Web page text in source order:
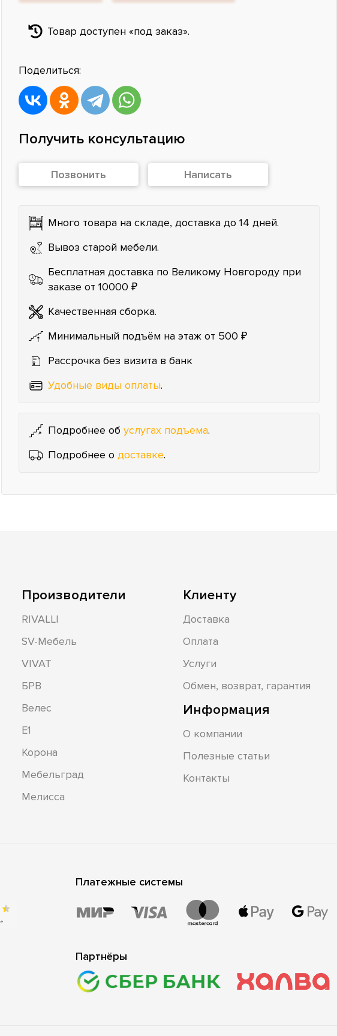
Товар доступен «под заказ».
Поделиться:
Получить консультацию
Позвонить Написать
Много товара на складе, доставка до 14 дней.
Вывоз старой мебели.
Бесплатная доставка по Великому Новгороду при
заказе от 10000 ₽
Качественная сборка.
Минимальный подъём на этаж от 500 ₽
Рассрочка без визита в банк
Удобные виды оплаты.
Подробнее об услугах подъема.
Подробнее о доставке.
Производители
RIVALLI
SV-Мебель
VIVAT
БРВ
Велес
Е1
Корона
Мебельград
Мелисса
Клиенту
Доставка
Оплата
Услуги
Обмен, возврат, гарантия
Информация
О компании
Полезные статьи
Контакты
Платежные системы
Партнёры